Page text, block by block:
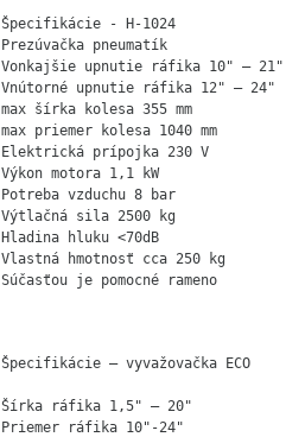
Špecifikácie - H-1024
Prezúvačka pneumatík
Vonkajšie upnutie ráfika 10" – 21"
Vnútorné upnutie ráfika 12" – 24"
max šírka kolesa 355 mm
max priemer kolesa 1040 mm
Elektrická prípojka 230 V
Výkon motora 1,1 kW
Potreba vzduchu 8 bar
Výtlačná sila 2500 kg
Hladina hluku <70dB
Vlastná hmotnosť cca 250 kg
Súčasťou je pomocné rameno
Špecifikácie – vyvažovačka ECO
Šírka ráfika 1,5" – 20"
Priemer ráfika 10"-24"